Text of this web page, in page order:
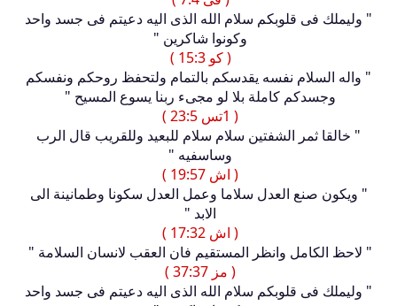
" وليملك فى قلوبكم سلام الله الذى اليه دعيتم فى جسد واحد
وكونوا شاكرين "
( كو 15:3 )
" واله السلام نفسه يقدسكم بالتمام ولتحفظ روحكم ونفسكم
وجسدكم كاملة بلا لو مجىء ربنا يسوع المسيح "
( 1تس 23:5 )
" خالقا ثمر الشفتين سلام سلام للبعيد وللقريب قال الرب
وساسفيه "
( اش 19:57 )
" ويكون صنع العدل سلاما وعمل العدل سكونا وطمانينة الى
الابد "
( اش 17:32 )
" لاحظ الكامل وانظر المستقيم فان العقب لانسان السلامة "
( مز 37:37 )
" وليملك فى قلوبكم سلام الله الذى اليه دعيتم فى جسد واحد